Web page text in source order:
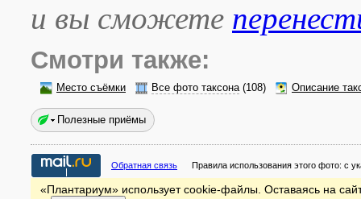
и вы сможете
Смотри также:
Место съёмки Все фото таксона(108) Описание
Полезные приёмы
Обратная связь Правила использования этого фото: с
«Плантариум» использует cookie-файлы. Оставаясь на